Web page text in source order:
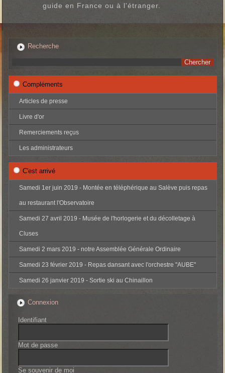
guide en France ou à l'étranger.
Recherche
Compléments
Articles de presse
Livre d'or
Remerciements reçus
Les administrateurs
C'est arrivé
Samedi 1er juin 2019 - Montée en téléphérique au Salève puis repas
au restaurant l'Observatoire
Samedi 27 avril 2019 - Musée de l'horlogerie et du décolletage à
Cluses
Samedi 2 mars 2019 - notre Assemblée Générale Ordinaire
Samedi 23 février 2019 - Repas dansant avec l'orchestre "AUBE"
Samedi 26 janvier 2019 - Sortie ski au Chinaillon
Connexion
Identifiant
Mot de passe
Se souvenir de moi